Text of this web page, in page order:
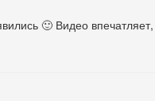
🙂 Видео